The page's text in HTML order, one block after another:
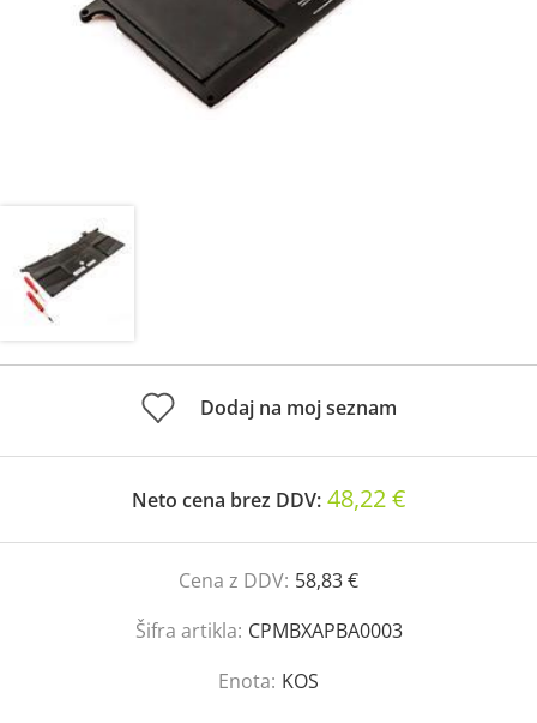
Dodaj na moj seznam
Neto cena brez DDV: 48,22 €
Cena z DDV: 58,83 €
Šifra artikla: CPMBXAPBA0003
Enota: KOS